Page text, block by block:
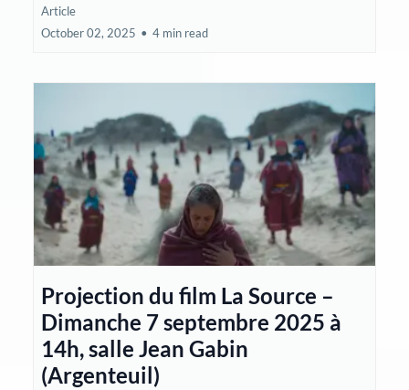
Article
October 02, 2025 • 4 min read
Projection du film La Source –
Dimanche 7 septembre 2025 à
14h, salle Jean Gabin
(Argenteuil)